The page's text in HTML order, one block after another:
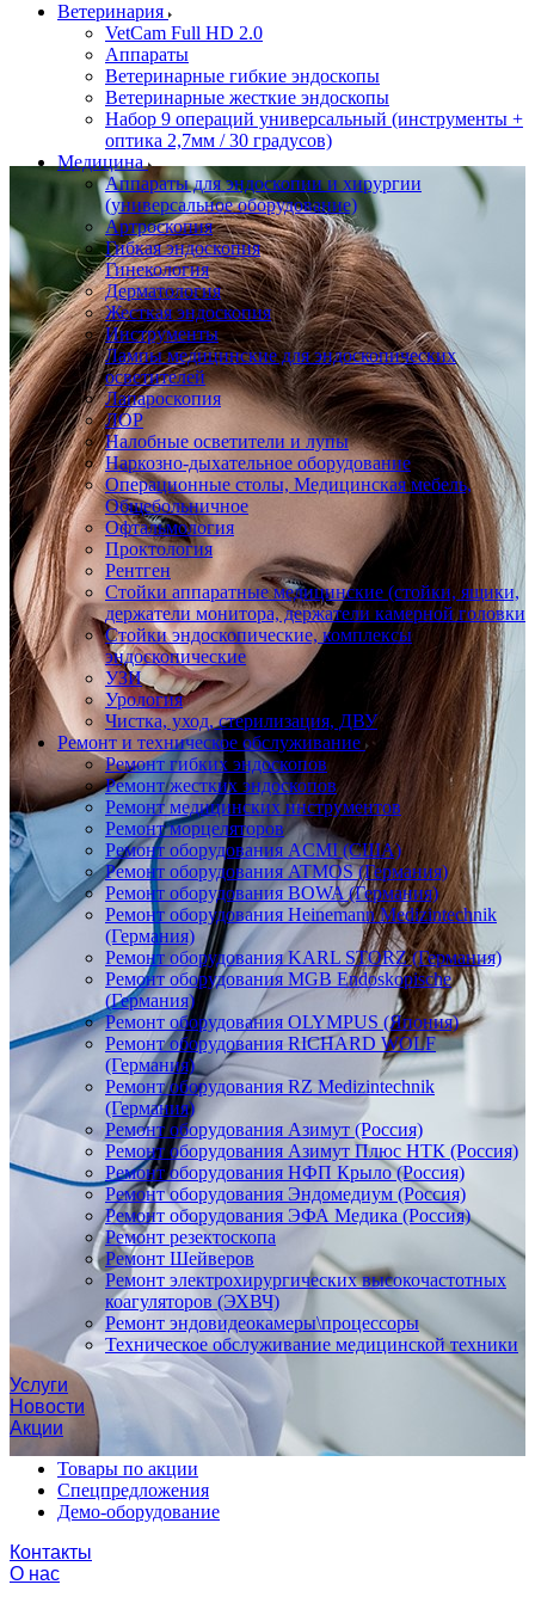
Ветеринария
VetCam Full HD 2.0
Аппараты
Ветеринарные гибкие эндоскопы
Ветеринарные жесткие эндоскопы
Набор 9 операций универсальный (инструменты +
оптика 2,7мм / 30 градусов)
Медицина
Аппараты для эндоскопии и хирургии
(универсальное оборудование)
Артроскопия
Гибкая эндоскопия
Гинекология
Дерматология
Жесткая эндоскопия
Инструменты
Лампы медицинские для эндоскопических
осветителей
Лапароскопия
ЛОР
Налобные осветители и лупы
Наркозно-дыхательное оборудование
Операционные столы, Медицинская мебель,
Общебольничное
Офтальмология
Проктология
Рентген
Стойки аппаратные медицинские (стойки, ящики,
держатели монитора, держатели камерной головки
Стойки эндоскопические, комплексы
эндоскопические
УЗИ
Урология
Чистка, уход, стерилизация, ДВУ
Ремонт и техническое обслуживание
Ремонт гибких эндоскопов
Ремонт жестких эндоскопов
Ремонт медицинских инструментов
Ремонт морцеляторов
Ремонт оборудования ACMI (США)
Ремонт оборудования ATMOS (Германия)
Ремонт оборудования BOWA (Германия)
Ремонт оборудования Heinemann Medizintechnik
(Германия)
Ремонт оборудования KARL STORZ (Германия)
Ремонт оборудования MGB Endoskopische
(Германия)
Ремонт оборудования OLYMPUS (Япония)
Ремонт оборудования RICHARD WOLF
(Германия)
Ремонт оборудования RZ Medizintechnik
(Германия)
Ремонт оборудования Азимут (Россия)
Ремонт оборудования Азимут Плюс НТК (Россия)
Ремонт оборудования НФП Крыло (Россия)
Ремонт оборудования Эндомедиум (Россия)
Ремонт оборудования ЭФА Медика (Россия)
Ремонт резектоскопа
Ремонт Шейверов
Ремонт электрохирургических высокочастотных
коагуляторов (ЭХВЧ)
Ремонт эндовидеокамеры\процессоры
Техническое обслуживание медицинской техники
Услуги
Новости
Акции
Товары по акции
Спецпредложения
Демо-оборудование
Контакты
О нас